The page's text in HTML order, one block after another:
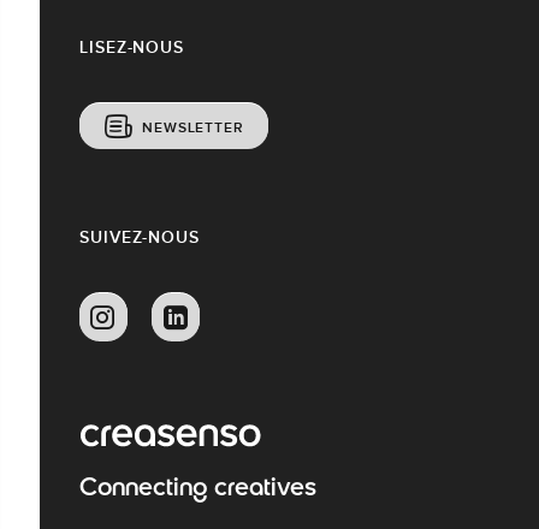
LISEZ-NOUS
NEWSLETTER
SUIVEZ-NOUS
Connecting creatives